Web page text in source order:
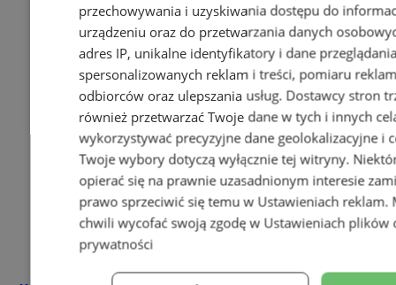
przechowywania i uzyskiwania dostępu do
urządzeniu oraz do przetwarzania danych
adres IP, unikalne identyfikatory i dane
spersonalizowanych reklam i treści, pomiaru
odbiorców oraz ulepszania usług. Dostawcy stron
również przetwarzać Twoje dane w tych i innych
wykorzystywać precyzyjne dane geolokalizacyjne i
Twoje wybory dotyczą wyłącznie tej witryny.
opierać się na prawnie uzasadnionym interesie
prawo sprzeciwić się temu w Ustawieniach reklam.
chwili wycofać swoją zgodę w Ustawieniach plików
prywatności